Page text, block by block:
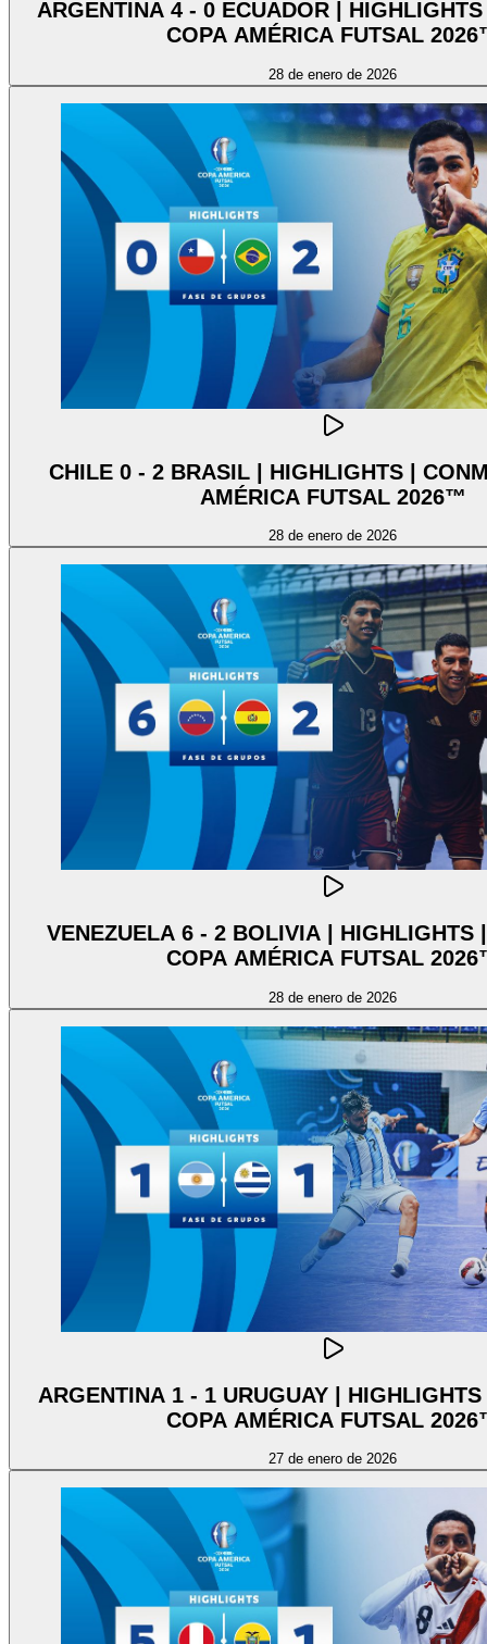
ARGENTINA 4 - 0 ECUADOR |
COPA AMÉRICA FUTSAL
28 de enero de 2026
CHILE 0 - 2 BRASIL | HIGHLIGHTS |
AMÉRICA FUTSAL 2026™
28 de enero de 2026
VENEZUELA 6 - 2 BOLIVIA | HIGHLIGHTS
COPA AMÉRICA FUTSAL
28 de enero de 2026
ARGENTINA 1 - 1 URUGUAY |
COPA AMÉRICA FUTSAL
27 de enero de 2026